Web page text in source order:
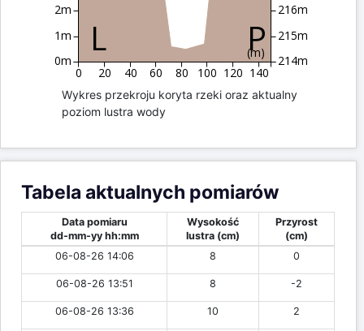
(m)
0 20 40 60 80 100 120 140
0m
1m
2m
214m
215m
216m
Wykres przekroju koryta rzeki oraz aktualny
poziom lustra wody
Tabela aktualnych pomiarów
Data pomiaru
dd-mm-yy hh:mm
Wysokość
lustra (cm)
Przyrost
(cm)
06-08-26 14:06
8 0
06-08-26 13:51 8 -2
06-08-26 13:36 10 2